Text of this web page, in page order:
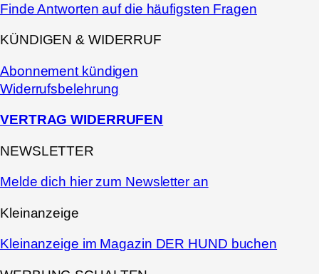
Finde Antworten auf die häufigsten Fragen
KÜNDIGEN & WIDERRUF
Abonnement kündigen
Widerrufsbelehrung
VERTRAG WIDERRUFEN
NEWSLETTER
Melde dich hier zum Newsletter an
Kleinanzeige
Kleinanzeige im Magazin DER HUND buchen